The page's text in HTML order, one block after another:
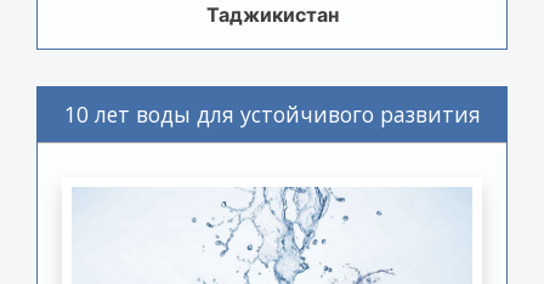
Таджикистан
10 лет воды для устойчивого развития